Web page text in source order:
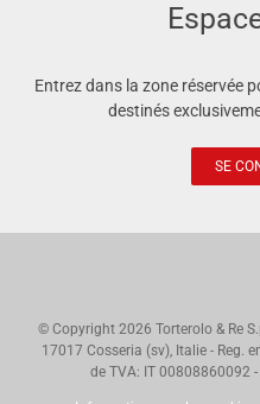
Entrez dans la zone réservée
destinés
SE
© Copyright 2026 Torterolo & Re
17017 Cosseria (sv), Italie - Reg.
de TVA: IT 00808860092 -